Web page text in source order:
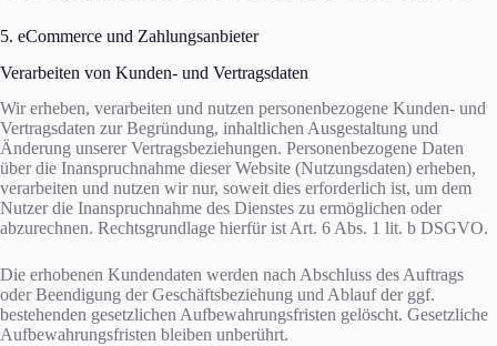
5. eCommerce und Zahlungs­anbieter
Verarbeiten von Kunden- und Vertragsdaten
Wir erheben, verarbeiten und nutzen personenbezogene Kunden- und
Vertragsdaten zur Begründung, inhaltlichen Ausgestaltung und
Änderung unserer Vertragsbeziehungen. Personenbezogene Daten
über die Inanspruchnahme dieser Website (Nutzungsdaten) erheben,
verarbeiten und nutzen wir nur, soweit dies erforderlich ist, um dem
Nutzer die Inanspruchnahme des Dienstes zu ermöglichen oder
abzurechnen. Rechtsgrundlage hierfür ist Art. 6 Abs. 1 lit. b DSGVO.
Die erhobenen Kundendaten werden nach Abschluss des Auftrags
oder Beendigung der Geschäftsbeziehung und Ablauf der ggf.
bestehenden gesetzlichen Aufbewahrungsfristen gelöscht. Gesetzliche
Aufbewahrungsfristen bleiben unberührt.